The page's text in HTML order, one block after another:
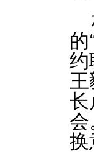
约
长
会
换